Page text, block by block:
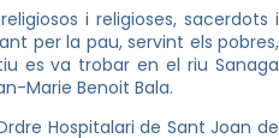
i religioses, sacerdots i
per la pau, servint els pobres,
es va trobar en el riu Sanaga
Marie Benoit Bala.
Hospitalari de Sant Joan de